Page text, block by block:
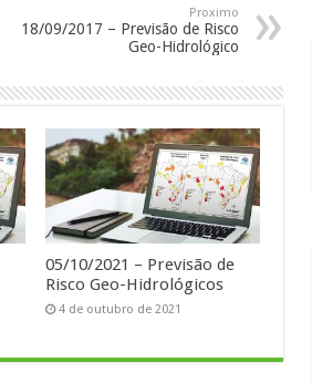
Proximo
18/09/2017 – Previsão de Risco
Geo-Hidrológico
05/10/2021 – Previsão de
Risco Geo-Hidrológicos
4 de outubro de 2021